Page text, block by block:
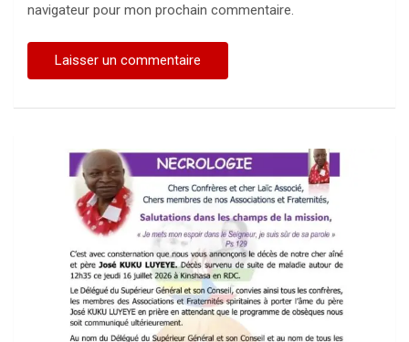
navigateur pour mon prochain commentaire.